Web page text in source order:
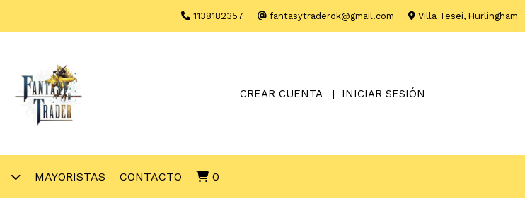
1138182357 fantasytraderok@gmail.com Villa Tesei, Hurlingham
CREAR CUENTA INICIAR SESIÓN
MAYORISTAS CONTACTO 0